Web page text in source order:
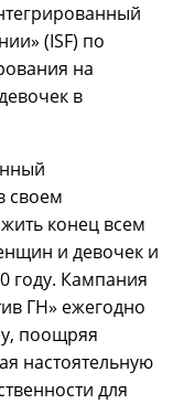
(ISF) по
на
в
своем
конец всем
и девочек и
году. Кампания
ГН» ежегодно
поощряя
настоятельную
для